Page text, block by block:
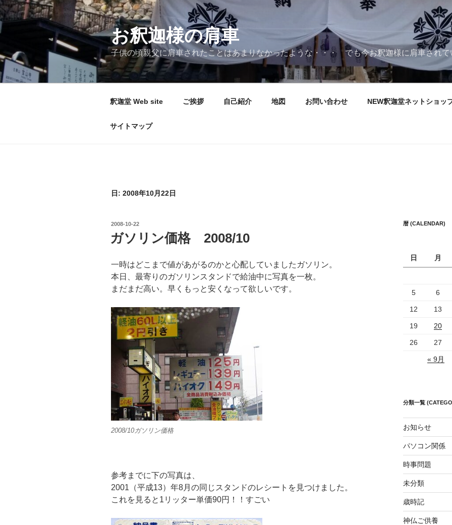
コ
ン
テ
ツ
へ
ス
お釈迦様の肩車
子供の頃親父に肩車されたことはあまりなかったような・・・ でも今お釈迦様に肩車されて
釈迦堂 Web site ご挨拶 自己紹介 地図 お問い合わせ NEW釈迦堂ネットショッ
サイトマップ
日: 2008年10月22日
投
稿
日:
2008-10-22
ガソリン価格 2008/10
一時はどこまで値があがるのかと心配していましたガソリン。
本日、最寄りのガソリンスタンドで給油中に写真を一枚。
まだまだ高い。早くもっと安くなって欲しいです。
2008/10ガソリン価格
参考までに下の写真は、
2001（平成13）年8月の同じスタンドのレシートを見つけました。
これを見ると1リッター単価90円！！すごい
暦 (CALENDAR)
日
月
5 6
12 13
19 20
26 27
« 9月
分類一覧
お知らせ
パソコン関係
時事問題
未分類
歳時記
神仏ご供養